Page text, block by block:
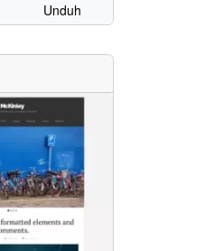
Unduh